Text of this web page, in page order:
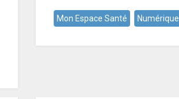
Mon Espace Santé